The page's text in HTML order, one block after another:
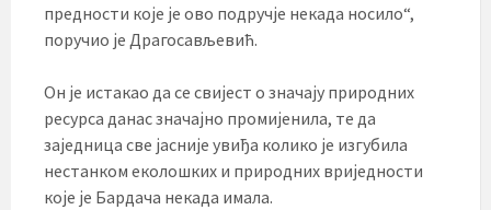
предности које је ово подручје некада носило“,
поручио је Драгосављевић.
Он је истакао да се свијест о значају природних
ресурса данас значајно промијенила, те да
заједница све јасније увиђа колико је изгубила
нестанком еколошких и природних вриједности
које је Бардача некада имала.